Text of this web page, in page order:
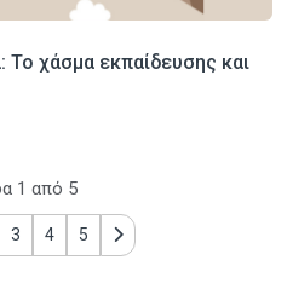
Το χάσμα εκπαίδευσης και
1 από 5
3 4 5